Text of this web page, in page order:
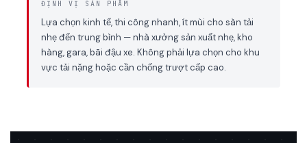
ĐỊNH VỊ SẢN PHẨM
Lựa chọn kinh tế, thi công nhanh, ít mùi cho sàn tải
nhẹ đến trung bình — nhà xưởng sản xuất nhẹ, kho
hàng, gara, bãi đậu xe. Không phải lựa chọn cho khu
vực tải nặng hoặc cần chống trượt cấp cao.